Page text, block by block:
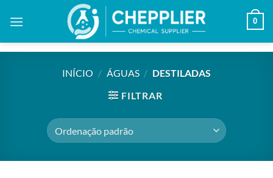
0
INÍCIO / ÁGUAS / DESTILADAS
FILTRAR